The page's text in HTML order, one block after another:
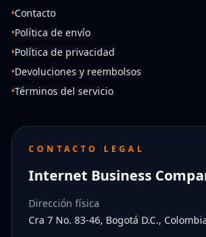
•Contacto
•Política de envío
•Política de privacidad
•Devoluciones y reembolsos
•Términos del servicio
CONTACTO LEGAL
Internet Business
Dirección física
Cra 7 No. 83-46, Bogotá D.C.,